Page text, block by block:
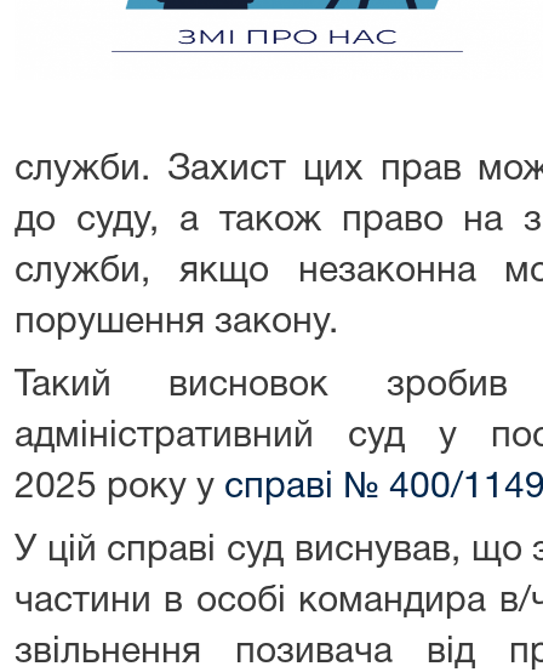
служби. Захист цих прав
до суду, а також право на
служби, якщо незаконна
порушення закону.
Такий висновок зробив
адміністративний суд у
2025 року у справі № 400/
У цій справі суд виснував, що
частини в особі командира
звільнення позивача від